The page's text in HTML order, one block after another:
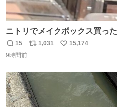
ニトリでメイクボックス買った
返
信
15
リ
ト
数
1,031
い
15,174
9時間前